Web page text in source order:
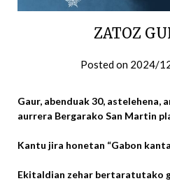
ZATOZ
Posted on 2024/
Gaur, abenduak 30,
aurrera Bergarako San Martin
Kantu jira honetan “Gabon
Ekitaldian zehar bertaratutako